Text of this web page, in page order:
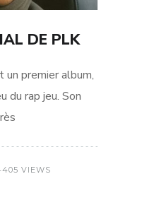
DE PLK
premier album,
du rap jeu. Son
VIEWS